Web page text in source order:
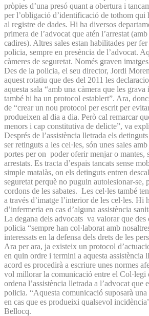
pròpies d’una presó quant a obertura i
per l’obligació d’identificació de tothom qui
al registre de dades. Hi ha diversos
primera de l’advocat que atén l’arrestat
cadires). Altres sales estan habilitades per
policia, sempre en presència de l’advocat.
càmeres de seguretat. Només graven
Des de la policia, el seu director, Jordi
aquest rotatiu que des del 2011 les
aquesta sala “amb una càmera que les
també hi ha un protocol establert”. Ara,
de “crear un nou protocol per escrit per
produeixen al dia a dia. Però cal remarcar
menors i cap constitutiva de delicte”, va
Després de l’assistència lletrada els
ser retinguts a les cel·les, són unes sales
portes per on poder oferir menjar o mantes,
arrestats. Es tracta d’espais tancats sense
simple matalàs, on els detinguts entren
seguretat perquè no puguin autolesionar-se,
cordons de les sabates. Les cel·les també
a través d’imatge l’interior de les cel·les. Hi
d’infermeria en cas d’alguna assistència
La degana dels advocats va valorar que des
policia “sempre han col·laborat amb
interessats en la defensa dels drets de les
Ara per ara, ja existeix un protocol
en quin ordre i termini a aquesta assistència
acord es procedirà a escriure unes normes
vol millorar la comunicació entre el Col·legi
ordena l’assistència lletrada a l’advocat que
policia. “Aquesta comunicació suposarà una
en cas que es produeixi qualsevol
Bellocq.